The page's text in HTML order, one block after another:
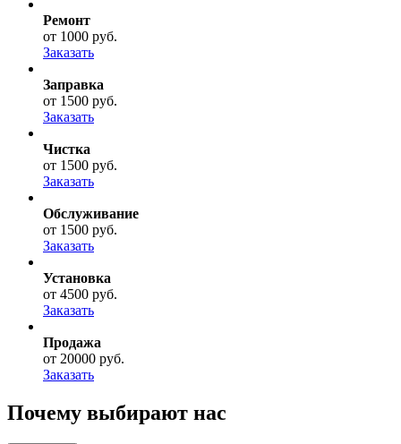
Ремонт
от 1000 руб.
Заказать
Заправка
от 1500 руб.
Заказать
Чистка
от 1500 руб.
Заказать
Обслуживание
от 1500 руб.
Заказать
Установка
от 4500 руб.
Заказать
Продажа
от 20000 руб.
Заказать
Почему выбирают нас